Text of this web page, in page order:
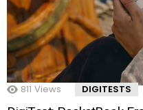
811 Views DIGITESTS